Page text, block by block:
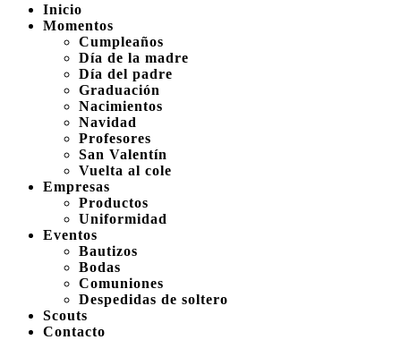
Inicio
Momentos
Cumpleaños
Día de la madre
Día del padre
Graduación
Nacimientos
Navidad
Profesores
San Valentín
Vuelta al cole
Empresas
Productos
Uniformidad
Eventos
Bautizos
Bodas
Comuniones
Despedidas de soltero
Scouts
Contacto